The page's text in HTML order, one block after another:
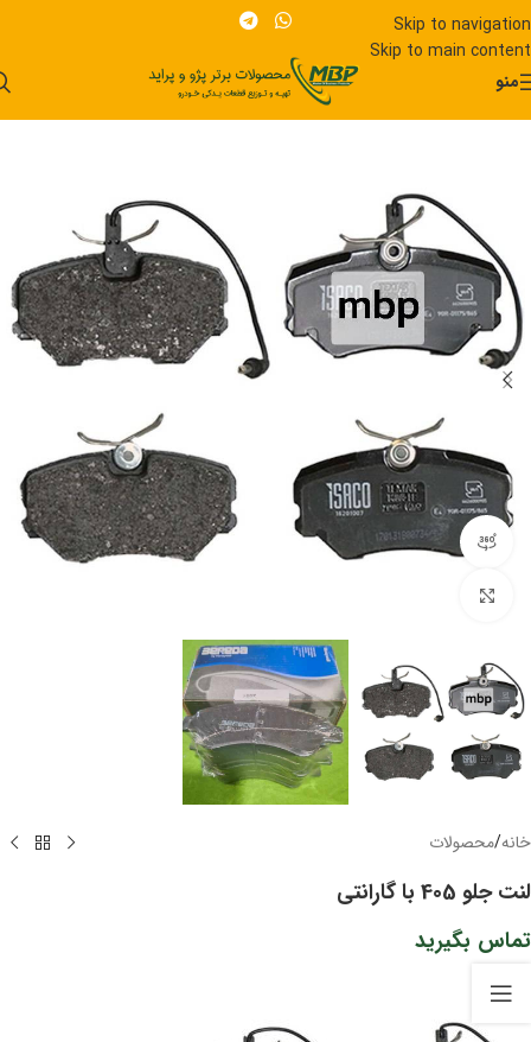
Skip to navigation
Skip to main content
منو
مشاهده 360 درجه
خانه/محصولات
لنت جلو 405 با گارانتی
تماس بگیرید